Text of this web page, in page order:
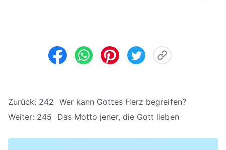
Zurück: 242 Wer kann Gottes Herz begreifen?
Weiter: 245 Das Motto jener, die Gott lieben